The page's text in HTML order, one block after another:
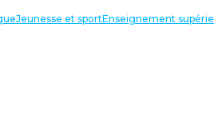
Jeunesse et sportEnseignement